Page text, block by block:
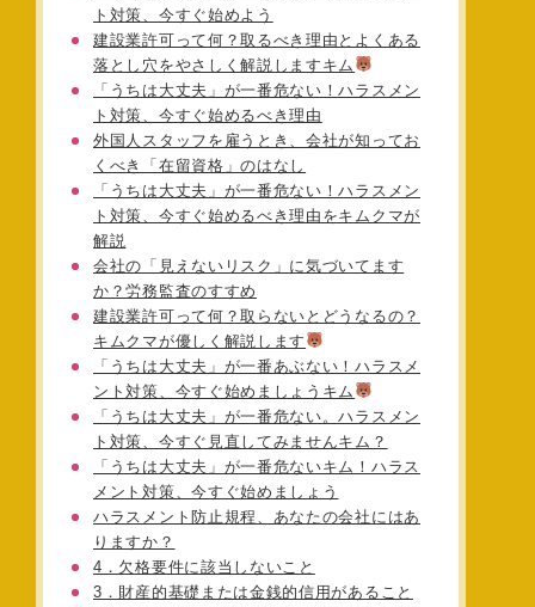
ト対策、今すぐ始めよう
建設業許可って何？取るべき理由とよくある
落とし穴をやさしく解説しますキム
「うちは大丈夫」が一番危ない！ハラスメン
ト対策、今すぐ始めるべき理由
外国人スタッフを雇うとき、会社が知ってお
くべき「在留資格」のはなし
「うちは大丈夫」が一番危ない！ハラスメン
ト対策、今すぐ始めるべき理由をキムクマが
解説
会社の「見えないリスク」に気づいてます
か？労務監査のすすめ
建設業許可って何？取らないとどうなるの？
キムクマが優しく解説します
「うちは大丈夫」が一番あぶない！ハラスメ
ント対策、今すぐ始めましょうキム
「うちは大丈夫」が一番危ない。ハラスメン
ト対策、今すぐ見直してみませんキム？
「うちは大丈夫」が一番危ないキム！ハラス
メント対策、今すぐ始めましょう
ハラスメント防止規程、あなたの会社にはあ
りますか？
4．欠格要件に該当しないこと
3．財産的基礎または金銭的信用があること